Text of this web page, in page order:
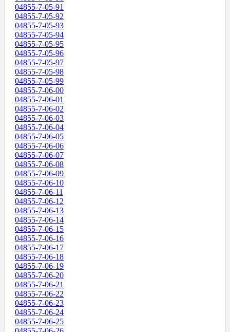
04855-7-05-91
04855-7-05-92
04855-7-05-93
04855-7-05-94
04855-7-05-95
04855-7-05-96
04855-7-05-97
04855-7-05-98
04855-7-05-99
04855-7-06-00
04855-7-06-01
04855-7-06-02
04855-7-06-03
04855-7-06-04
04855-7-06-05
04855-7-06-06
04855-7-06-07
04855-7-06-08
04855-7-06-09
04855-7-06-10
04855-7-06-11
04855-7-06-12
04855-7-06-13
04855-7-06-14
04855-7-06-15
04855-7-06-16
04855-7-06-17
04855-7-06-18
04855-7-06-19
04855-7-06-20
04855-7-06-21
04855-7-06-22
04855-7-06-23
04855-7-06-24
04855-7-06-25